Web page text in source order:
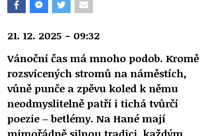
21. 12. 2025 - 09:32
Vánoční čas má mnoho podob. Kromě
rozsvícených stromů na náměstích,
vůně punče a zpěvu koled k němu
neodmyslitelně patří i tichá tvůrčí
poezie – betlémy. Na Hané mají